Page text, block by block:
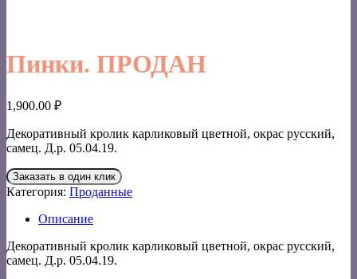
Пинки. ПРОДАН
1,900.00 ₽
Декоративный кролик карликовый цветной, окрас русский,
самец. Д.р. 05.04.19.
Заказать в один клик
Категория: Проданные
Описание
Декоративный кролик карликовый цветной, окрас русский,
самец. Д.р. 05.04.19.